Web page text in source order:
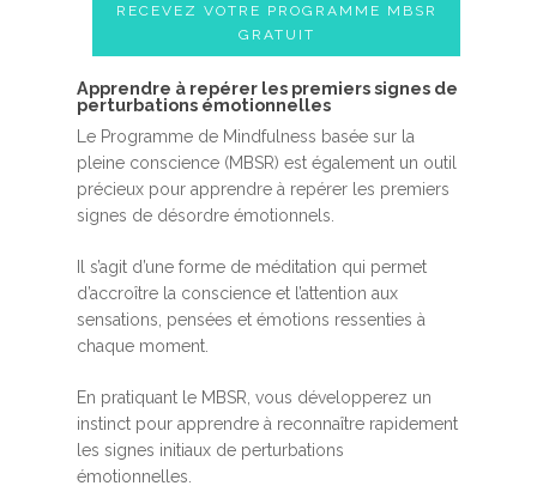
RECEVEZ VOTRE PROGRAMME MBSR
GRATUIT
A​pprendre à repérer les premiers signes de
perturbations émotionnelles
Le Programme de Mindfulness basée sur la
pleine conscience (MBSR) est également un outil
précieux pour apprendre à repérer les premiers
signes de désordre émotionnels.
Il s’agit d’une forme de méditation qui permet
d’accroître la conscience et l’attention aux
sensations, pensées et émotions ressenties à
chaque moment.
En pratiquant le MBSR, vous développerez un
instinct pour apprendre à reconnaître rapidement
les signes initiaux de perturbations
émotionnelles.